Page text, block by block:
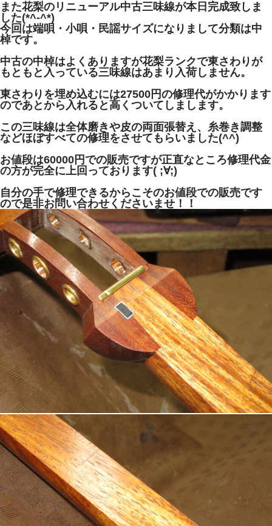
また花梨のリニューアル中古三味線が本日完成致しま
した(*^-^*)
今回は端唄・小唄・民謡サイズになりまして分類は中
棹です。
中古の中棹はよくありますが花梨ランクで東さわりが
もともと入っている三味線はあまり入荷しません。
東さわりを埋め込むには27500円の修理代がかかります
のであとから入れると高くついてしまします。
この三味線は全体磨きや皮の両面張替え、糸巻き調整
などほぼすべての修理をさせてもらいました(^^)
お値段は60000円での販売ですが正直なところ修理代金
の方が完全に上回っております( ;∀;)
自分の手で修理できるからこそのお値段での販売です
ので是非お問い合わせくださいませ！！